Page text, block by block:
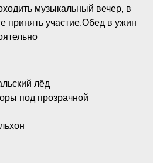
музыкальный вечер, в
принять участие.Обед в ужин
лёд
под прозрачной